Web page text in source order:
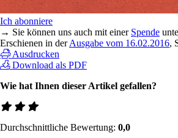
Ich abonniere
→ Sie können uns auch mit einer Spende
Erschienen in derAusgabe vom 16.02.2016,
Ausdrucken
Download als PDF
Wie hat Ihnen dieser Artikel gefallen?
Durchschnittliche Bewertung: 0,0